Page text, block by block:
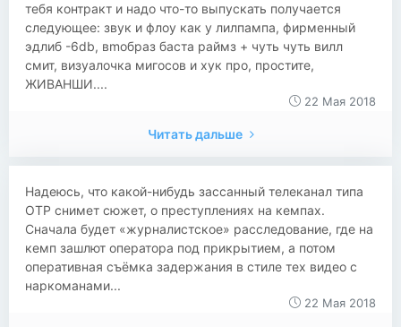
тебя контракт и надо что-то выпускать получается
следующее: звук и флоу как у лилпампа, фирменный
эдлиб -6db, вmобраз баста раймз + чуть чуть вилл
смит, визуалочка мигосов и хук про, простите,
ЖИВАНШИ....
22 Мая 2018
Читать дальше
Надеюсь, что какой-нибудь зассанный телеканал типа
ОТР снимет сюжет, о преступлениях на кемпах.
Сначала будет «журналистское» расследование, где на
кемп зашлют оператора под прикрытием, а потом
оперативная съёмка задержания в стиле тех видео с
наркоманами...
22 Мая 2018